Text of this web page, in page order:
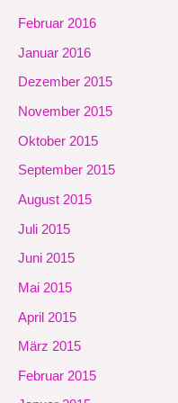
Februar 2016
Januar 2016
Dezember 2015
November 2015
Oktober 2015
September 2015
August 2015
Juli 2015
Juni 2015
Mai 2015
April 2015
März 2015
Februar 2015